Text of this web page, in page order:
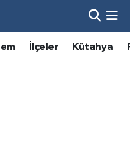
İlçeler Kütahya
ve Fikstür